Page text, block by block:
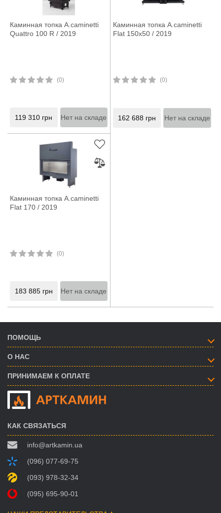
Каминная топка A.caminetti
Quattro 100 R / 2019
(0)
119 310 грн Нет на складе
Каминная топка A.caminetti
Flat 150x50 / 2019
(0)
162 688 грн Нет на складе
Каминная топка A.caminetti
Flat 170 / 2019
(0)
183 885 грн Нет на складе
ПОМОЩЬ
О НАС
ПРИНИМАЕМ К ОПЛАТЕ
КАК СВЯЗАТЬСЯ
info@artkamin.ua
(096) 077-69-75
(093) 978-32-34
(095) 695-90-01